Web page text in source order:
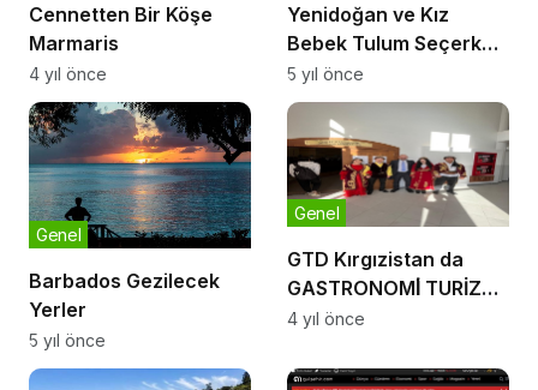
Cennetten Bir Köşe
Marmaris
4 yıl önce
Yenidoğan ve Kız
Bebek Tulum Seçerken
Bunlara Dikkat
5 yıl önce
Barbados Gezilecek
Yerler
Genel
5 yıl önce
GTD Kırgızistan da
GASTRONOMİ̇ TURİZMİ
önemini aktardı
Genel
4 yıl önce